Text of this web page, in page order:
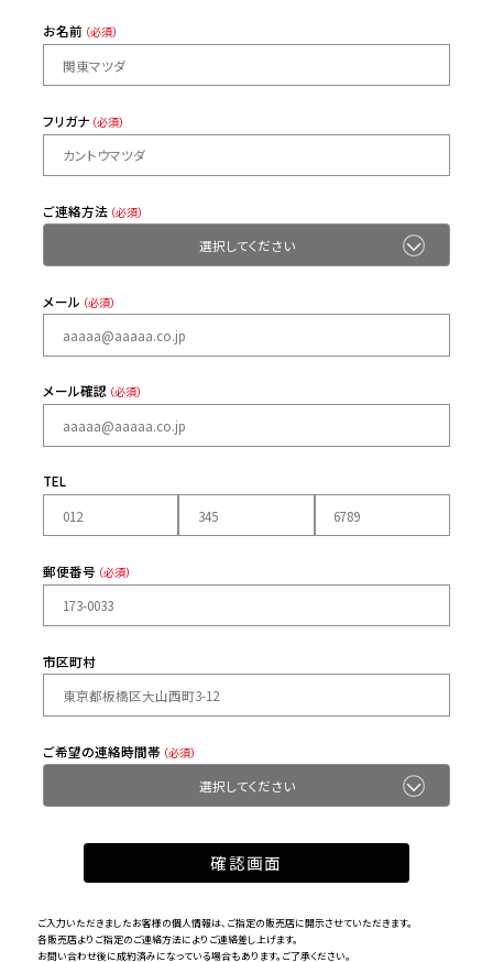
お名前 （必須）
フリガナ （必須）
ご連絡方法 （必須）
メール （必須）
メール確認 （必須）
TEL
郵便番号 （必須）
市区町村
ご希望の連絡時間帯 （必須）
ご入力いただきましたお客様の個人情報は、ご指定の販売店に開示させていただきます。
各販売店よりご指定のご連絡方法によりご連絡差し上げます。
お問い合わせ後に成約済みになっている場合もあります。ご了承ください。